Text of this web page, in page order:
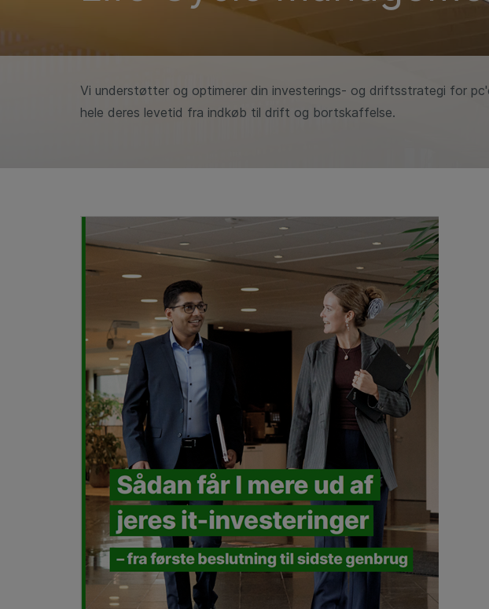
Vi understøtter og optimerer din investerings- og driftsstrategi for
hele deres levetid fra indkøb til drift og bortskaffelse.